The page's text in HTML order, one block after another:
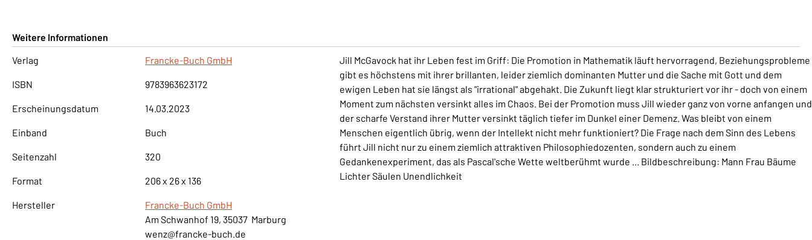
Weitere Informationen
Verlag
Francke-Buch GmbH
ISBN 9783963623172
Erscheinungsdatum 14.03.2023
Einband Buch
Seitenzahl 320
Format 206 x 26 x 136
Hersteller
Francke-Buch GmbH
Am Schwanhof 19, 35037 Marburg
wenz@francke-buch.de
Jill McGavock hat ihr Leben fest im Griff: Die Promotion in Mathematik läuft hervorragend, Beziehungsprobleme
gibt es höchstens mit ihrer brillanten, leider ziemlich dominanten Mutter und die Sache mit Gott und dem
ewigen Leben hat sie längst als "irrational" abgehakt. Die Zukunft liegt klar strukturiert vor ihr - doch von einem
Moment zum nächsten versinkt alles im Chaos. Bei der Promotion muss Jill wieder ganz von vorne anfangen und
der scharfe Verstand ihrer Mutter versinkt täglich tiefer im Dunkel einer Demenz. Was bleibt von einem
Menschen eigentlich übrig, wenn der Intellekt nicht mehr funktioniert? Die Frage nach dem Sinn des Lebens
führt Jill nicht nur zu einem ziemlich attraktiven Philosophiedozenten, sondern auch zu einem
Gedankenexperiment, das als Pascal'sche Wette weltberühmt wurde ... Bildbeschreibung: Mann Frau Bäume
Lichter Säulen Unendlichkeit